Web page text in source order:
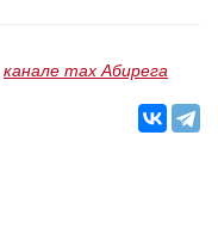
канале max Абирега